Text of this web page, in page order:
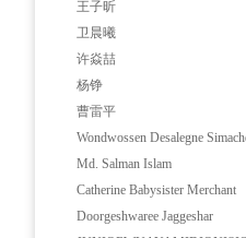
王子昕
卫晨曦
许焱喆
杨铮
曹雷平
Wondwossen Desalegne
Md. Salman Islam
Catherine Babysister Merchant
Doorgeshwaree Jaggeshar